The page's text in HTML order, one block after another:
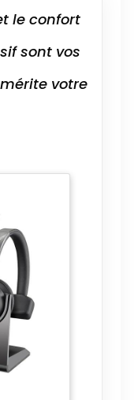
le confort
sont vos
votre